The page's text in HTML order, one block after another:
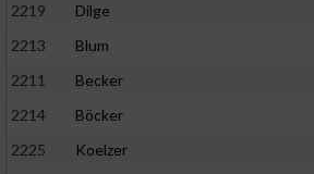
2219
Dilge
2213
Blum
2211
Becker
2214
Böcker
2225
Koelzer